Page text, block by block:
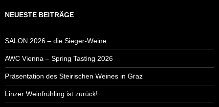
NEUESTE BEITRÄGE
SALON 2026 – die Sieger-Weine
AWC Vienna – Spring Tasting 2026
Präsentation des Steirischen Weines in Graz
Linzer Weinfrühling ist zurück!